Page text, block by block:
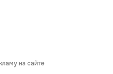
на сайте